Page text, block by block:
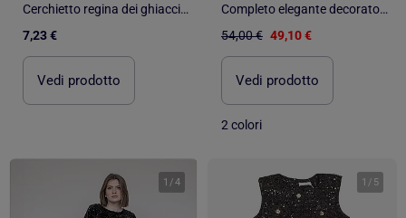
Cerchietto regina dei ghiacci con treccia accessorio costume bambini | Great Pretenders
7,23 €
Vedi prodotto
Completo elegante decorato con paillettes - Kids Star
54,00 € 49,10 €
Vedi prodotto
2 colori
1 /4 1 / 5